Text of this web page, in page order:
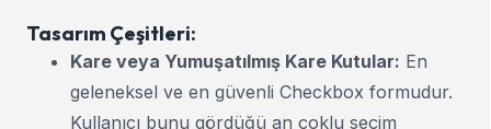
Tasarım Çeşitleri:
Kare veya Yumuşatılmış Kare Kutular: En
geleneksel ve en güvenli Checkbox formudur.
Kullanıcı bunu gördüğü an çoklu seçim